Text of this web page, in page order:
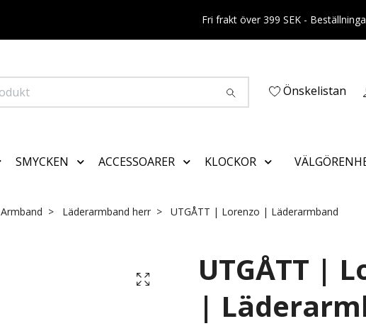
Fri frakt över 399 SEK -
Önskelistan
SMYCKEN ACCESSOARER KLOCKOR
Armband Läderarmband herr UTGÅTT | Lorenzo | Läderarmband
UTGÅTT |
|